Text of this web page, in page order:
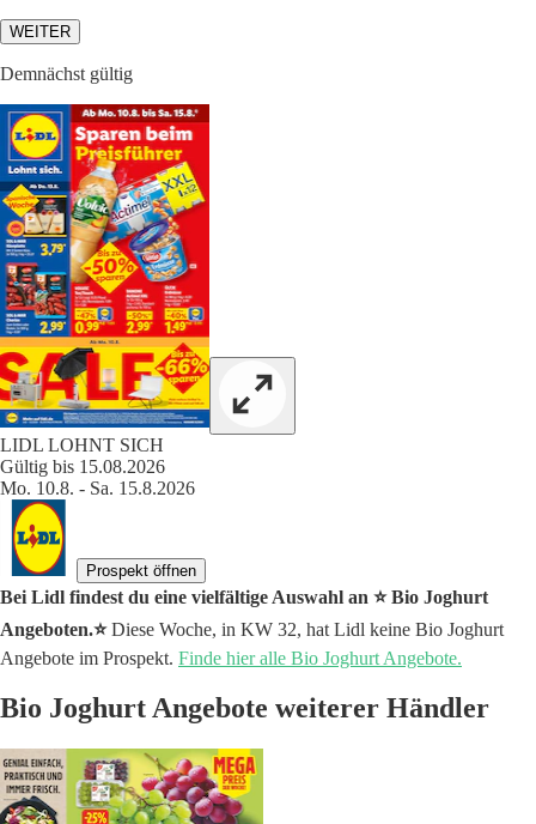
WEITER
Demnächst gültig
LIDL LOHNT SICH
Gültig bis 15.08.2026
Mo. 10.8. - Sa. 15.8.2026
Prospekt öffnen
Bei Lidl findest du eine vielfältige Auswahl an ⭐️ Bio Joghurt
Angeboten.⭐️Diese Woche, in KW 32, hat Lidl keine Bio Joghurt
Angebote im Prospekt. Finde hier alle Bio Joghurt Angebote.
Bio Joghurt Angebote weiterer Händler